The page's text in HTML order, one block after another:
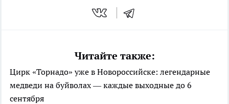
Читайте также:
Цирк «Торнадо» уже в Новороссийске: легендарные
медведи на буйволах — каждые выходные до 6
сентября